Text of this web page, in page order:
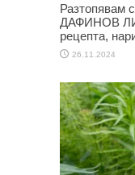
Разтопявам
ДАФИНОВ
рецепта,
26.11.2024